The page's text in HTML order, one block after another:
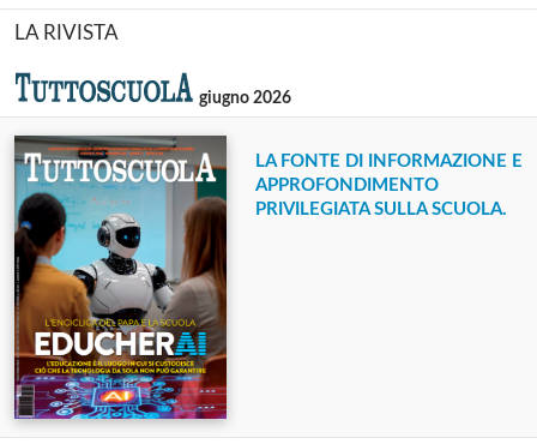
LA RIVISTA
giugno 2026
LA FONTE DI INFORMAZIONE E
APPROFONDIMENTO
PRIVILEGIATA SULLA SCUOLA.